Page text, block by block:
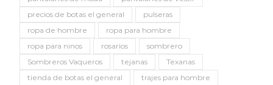
precios de botas el general
pulseras
ropa de hombre
ropa para hombre
ropa para ninos
rosarios
sombrero
Sombreros Vaqueros
tejanas
Texanas
tienda de botas el general
trajes para hombre